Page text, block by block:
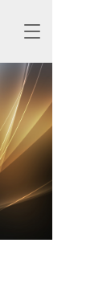
T
g
g
l
e
n
a
g
i